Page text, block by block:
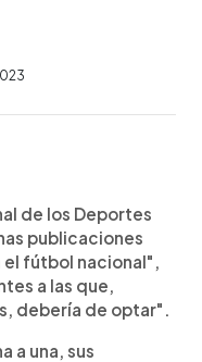
de los Deportes
publicaciones
el fútbol nacional",
a las que,
debería de optar".
a una, sus